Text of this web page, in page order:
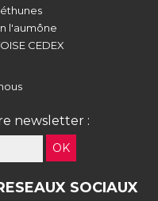
l'aumône
CEDEX
newsletter :
OK
SOCIAUX